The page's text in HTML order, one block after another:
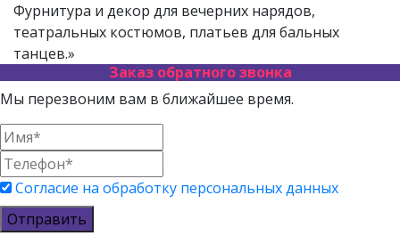
Фурнитура и декор для вечерних нарядов,
театральных костюмов, платьев для бальных
танцев.»
Заказ обратного звонка
Мы перезвоним вам в ближайшее время.
Согласие на обработку персональных данных
Отправить